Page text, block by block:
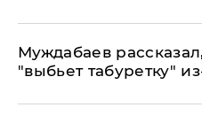
Муждабаев
"выбьет табуретку"